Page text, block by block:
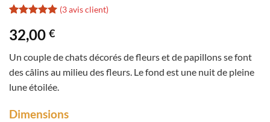
5 basé sur
notations
client
(3avis client)
32,00 €
Un couple de chats décorés de fleurs et de papillons se font
des câlins au milieu des fleurs. Le fond est une nuit de pleine
lune étoilée.
Dimensions